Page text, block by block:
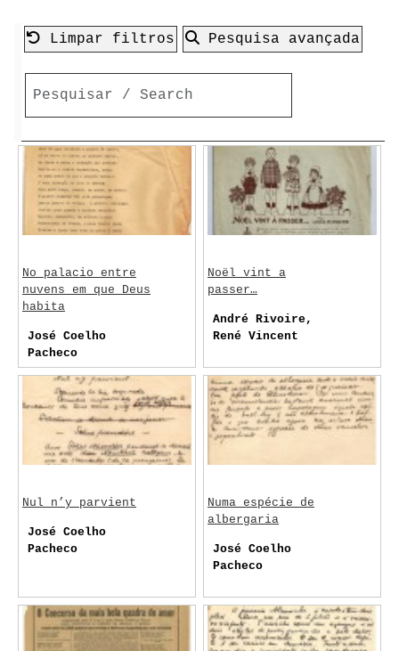
Limpar filtros Pesquisa avançada
No palacio entre
nuvens em que Deus
habita
José Coelho
Pacheco
Noël vint a
passer…
André Rivoire,
René Vincent
Nul n’y parvient
José Coelho
Pacheco
Numa espécie de
albergaria
José Coelho
Pacheco